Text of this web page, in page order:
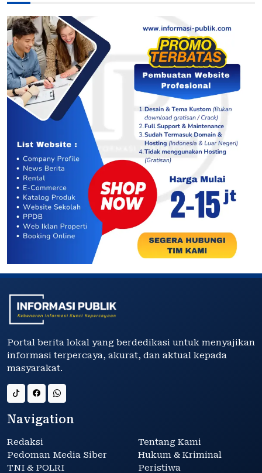
Portal berita lokal yang berdedikasi untuk menyajikan
informasi terpercaya, akurat, dan aktual kepada
masyarakat.
Navigation
Redaksi
Tentang Kami
Pedoman Media Siber
Hukum & Kriminal
TNI & POLRI
Peristiwa